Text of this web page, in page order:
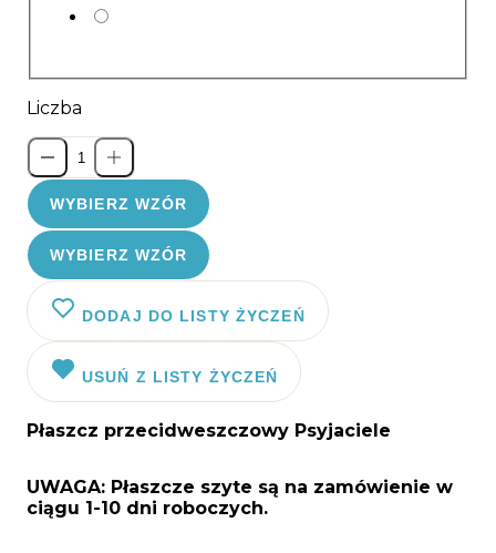
Liczba
WYBIERZ WZÓR
WYBIERZ WZÓR
DODAJ DO LISTY ŻYCZEŃ
USUŃ Z LISTY ŻYCZEŃ
Płaszcz przecidweszczowy Psyjaciele
UWAGA: Płaszcze szyte są na zamówienie w
ciągu 1-10 dni roboczych.